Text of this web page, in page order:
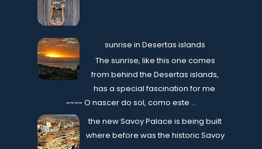
sunrise in Desertas islands
The sunrise, like this one comes
from behind the Desertas islands,
has a special fascination for me.
~~~~ O nascer do sol, como este ...
the new Savoy Palace is being built
where before was the historic Savoy